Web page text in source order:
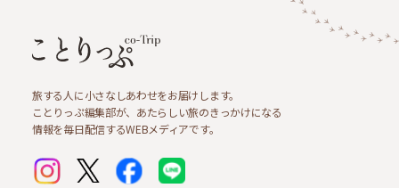
旅する人に小さなしあわせをお届けします。
ことりっぷ編集部が、あたらしい旅のきっかけになる
情報を毎日配信するWEBメディアです。